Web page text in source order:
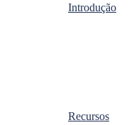
Introdução
Recursos